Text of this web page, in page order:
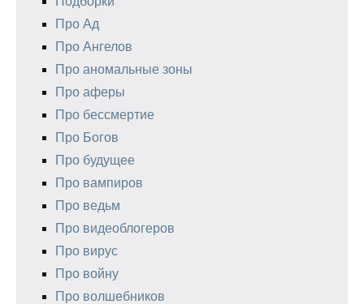
Про Ад
Про Ангелов
Про аномальные зоны
Про аферы
Про бессмертие
Про Богов
Про будущее
Про вампиров
Про ведьм
Про видеоблогеров
Про вирус
Про войну
Про волшебников